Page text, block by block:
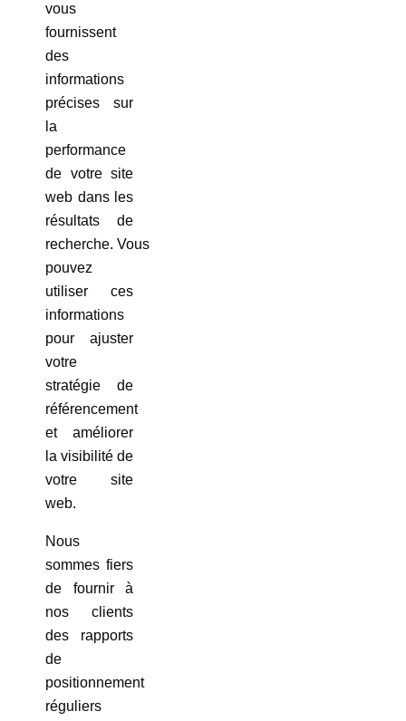
vous
fournissent
des
informations
précises sur
la
performance
de votre site
web dans les
résultats de
recherche. Vous
pouvez
utiliser ces
informations
pour ajuster
votre
stratégie de
référencement
et améliorer
la visibilité de
votre site
web.
Nous
sommes fiers
de fournir à
nos clients
des rapports
de
positionnement
réguliers